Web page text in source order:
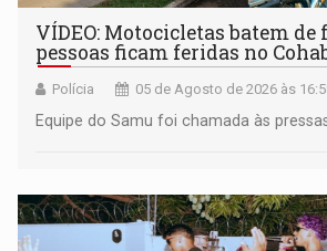
VÍDEO: Motocicletas batem de
pessoas ficam feridas no
Polícia 05 de Agosto de 2026 às
Equipe do Samu foi chamada às